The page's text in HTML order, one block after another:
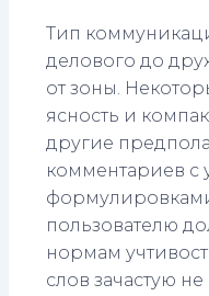
Тип
делового до
от зоны.
ясность и
другие
комментариев с
пользователю
нормам
слов зачастую